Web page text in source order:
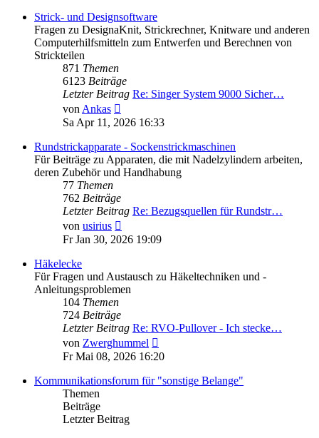
Strick- und Designsoftware
Fragen zu DesignaKnit, Strickrechner, Knitware und anderen
Computerhilfsmitteln zum Entwerfen und Berechnen von
Strickteilen
871 Themen
6123 Beiträge
Letzter Beitrag Re: Singer System 9000 Sicher…
vonAnkas
Beitrag
Sa Apr 11, 2026 16:33
Rundstrickapparate - Sockenstrickmaschinen
Für Beiträge zu Apparaten, die mit Nadelzylindern arbeiten,
deren Zubehör und Handhabung
77 Themen
762 Beiträge
Letzter Beitrag Re: Bezugsquellen für Rundstr…
von usirius
Beitrag
Fr Jan 30, 2026 19:09
Häkelecke
Für Fragen und Austausch zu Häkeltechniken und -
Anleitungsproblemen
104 Themen
724 Beiträge
Letzter Beitrag Re: RVO-Pullover - Ich stecke…
von Zwerghummel
Beitrag
Fr Mai 08, 2026 16:20
Kommunikationsforum für "sonstige Belange"
Themen
Beiträge
Letzter Beitrag